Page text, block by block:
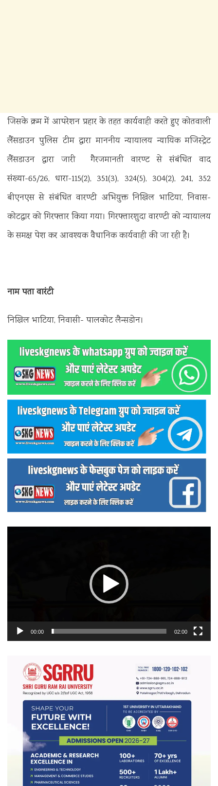
जिसके क्रम में आपरेशन प्रहार के तहत कार्यवाही करते हुए कोतवाली
लैंसडाउन पुलिस टीम द्वारा माननीय न्यायालय न्यायिक मजिस्ट्रेट
लैंसडाउन द्वारा जारी गैरजमानती वारण्ट से संबंधित वाद
संख्या-65/26, धारा-115(2), 351(3), 324(5), 304(2), 241, 352
बीएनएस से संबंधित वारण्टी अभियुक्त निखिल भाटिया, निवास-
कोटद्वार को गिरफ्तार किया गया। गिरफ्तारशुदा वारण्टी को न्यायालय
के समक्ष पेश कर आवश्यक वैधानिक कार्यवाही की जा रही है।
नाम पता वारंटी
निखिल भाटिया, निवासी- पालकोट लैन्सडोन।
00:00 02:00